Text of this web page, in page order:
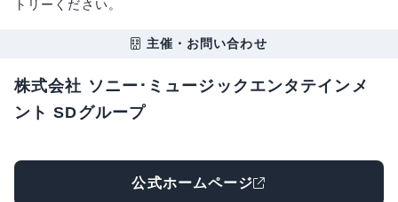
トリーください。
主催・お問い合わせ
株式会社 ソニー･ミュージックエンタテインメ
ント SDグループ
公式ホームページ